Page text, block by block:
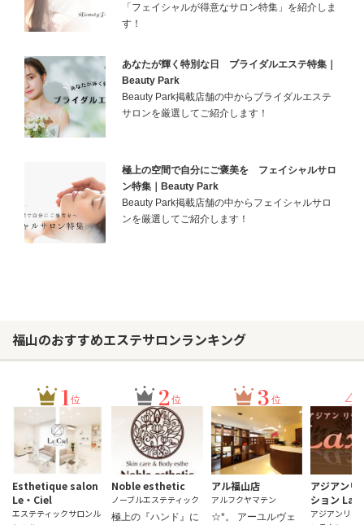
「フェイシャルが得意なサロン特集」を紹介しま
す！
あなたが輝く特別な日 ブライダルエステ特集｜
Beauty Park
Beauty Park掲載店舗の中からブライダルエステ
サロンを厳選してご紹介します！
極上の空間で自分にご褒美を フェイシャルサロ
ン特集｜Beauty Park
Beauty Park掲載店舗の中からフェイシャルサロ
ンを厳選してご紹介します！
福山のおすすめエステサロンランキング
1位
Esthetique salon
Le・Ciel
エステティックサロンル
2 位
Noble esthetic
ノーブルエステティック
極上の『ハンド』に
3 位
アル福山店
アルフクヤマテン
☆*。 アーユルヴェ
4
アジアンリ
ション
アジアンリラ